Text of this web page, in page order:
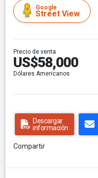
Google
Street View
Precio de venta
US$58,000
Dólares Americanos
Descargar
información
Compartir